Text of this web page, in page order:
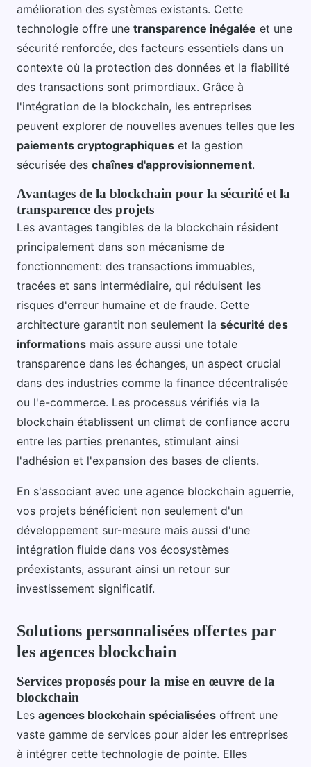
amélioration des systèmes existants. Cette
technologie offre une transparence inégalée et une
sécurité renforcée, des facteurs essentiels dans un
contexte où la protection des données et la fiabilité
des transactions sont primordiaux. Grâce à
l'intégration de la blockchain, les entreprises
peuvent explorer de nouvelles avenues telles que les
paiements cryptographiques et la gestion
sécurisée des chaînes d'approvisionnement.
Avantages de la blockchain pour la sécurité et la
transparence des projets
Les avantages tangibles de la blockchain résident
principalement dans son mécanisme de
fonctionnement: des transactions immuables,
tracées et sans intermédiaire, qui réduisent les
risques d'erreur humaine et de fraude. Cette
architecture garantit non seulement la sécurité des
informations mais assure aussi une totale
transparence dans les échanges, un aspect crucial
dans des industries comme la finance décentralisée
ou l'e-commerce. Les processus vérifiés via la
blockchain établissent un climat de confiance accru
entre les parties prenantes, stimulant ainsi
l'adhésion et l'expansion des bases de clients.
En s'associant avec une agence blockchain aguerrie,
vos projets bénéficient non seulement d'un
développement sur-mesure mais aussi d'une
intégration fluide dans vos écosystèmes
préexistants, assurant ainsi un retour sur
investissement significatif.
Solutions personnalisées offertes par
les agences blockchain
Services proposés pour la mise en œuvre de la
blockchain
Les agences blockchain spécialisées offrent une
vaste gamme de services pour aider les entreprises
à intégrer cette technologie de pointe. Elles